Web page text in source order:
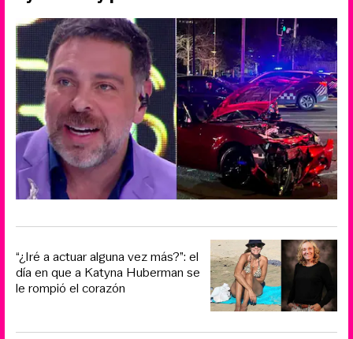
“¿Iré a actuar alguna vez más?”: el
día en que a Katyna Huberman se
le rompió el corazón